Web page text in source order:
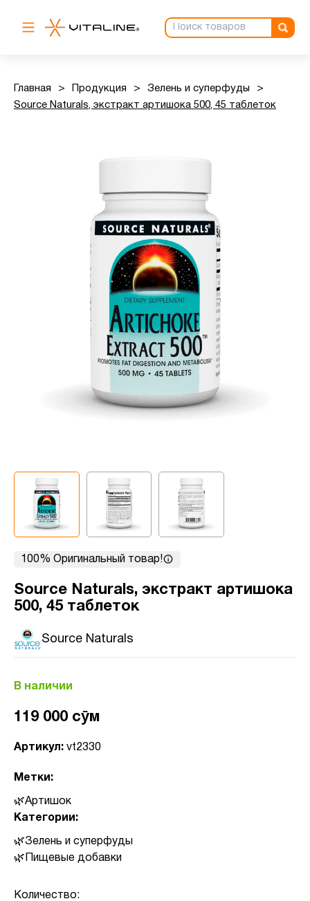
Главная > Продукция > Зелень и суперфуды
>
Source Naturals, экстракт артишока 500, 45 таблеток
100% Оригинальный товар!
Source Naturals, экстракт артишока
500, 45 таблеток
Source Naturals
В наличии
119 000 сӯм
Артикул: vt2330
Метки:
Артишок
Категории:
Зелень и суперфуды
Пищевые добавки
Количество: